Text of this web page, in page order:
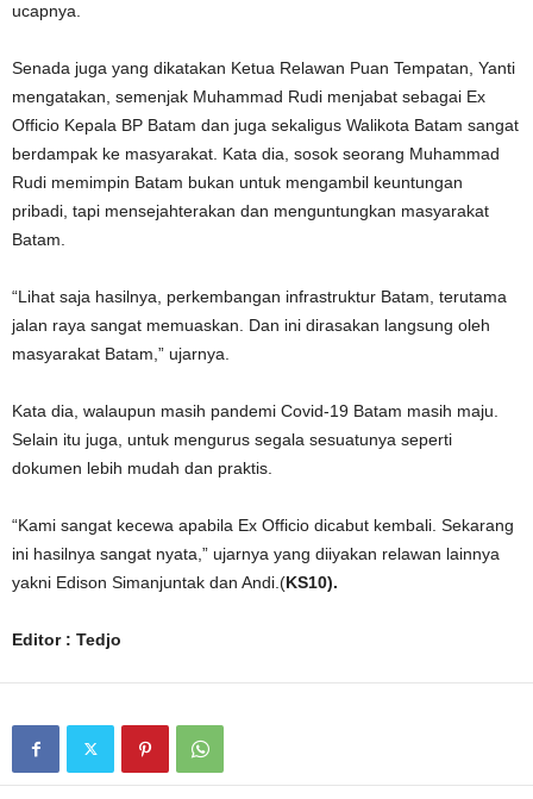
ucapnya.
Senada juga yang dikatakan Ketua Relawan Puan Tempatan, Yanti
mengatakan, semenjak Muhammad Rudi menjabat sebagai Ex
Officio Kepala BP Batam dan juga sekaligus Walikota Batam sangat
berdampak ke masyarakat. Kata dia, sosok seorang Muhammad
Rudi memimpin Batam bukan untuk mengambil keuntungan
pribadi, tapi mensejahterakan dan menguntungkan masyarakat
Batam.
“Lihat saja hasilnya, perkembangan infrastruktur Batam, terutama
jalan raya sangat memuaskan. Dan ini dirasakan langsung oleh
masyarakat Batam,” ujarnya.
Kata dia, walaupun masih pandemi Covid-19 Batam masih maju.
Selain itu juga, untuk mengurus segala sesuatunya seperti
dokumen lebih mudah dan praktis.
“Kami sangat kecewa apabila Ex Officio dicabut kembali. Sekarang
ini hasilnya sangat nyata,” ujarnya yang diiyakan relawan lainnya
yakni Edison Simanjuntak dan Andi.(KS10).
Editor : Tedjo